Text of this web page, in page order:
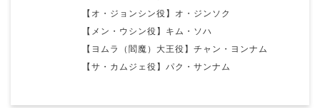
【オ・ジョンシン役】オ・ジンソク
【メン・ウシン役】キム・ソハ
【ヨムラ（閻魔）大王役】チャン・ヨンナム
【サ・カムジェ役】パク・サンナム